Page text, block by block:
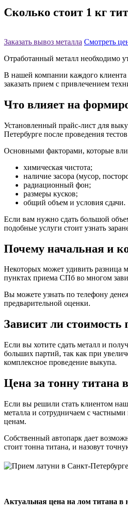
Сколько стоит 1 кг
Заказать вывоз металла Смотреть
Отработанный металл необходимо
В нашей компании каждого клиента
заказать прием с привлечением
Что влияет на
Установленный прайс-лист для
Петербурге после проведения
Основными факторами, которые
химическая чистота;
наличие засора (мусор,
радиационный фон;
размеры кусков;
общий объем и условия сдачи.
Если вам нужно сдать большой
подобные услуги стоит узнать
Почему начальная и
Некоторых может удивить разница
пунктах приема СПб во многом
Вы можете узнать по телефону
предварительной оценки.
Зависит ли стоимость
Если вы хотите сдать металл и
больших партий, так как при
комплексное проведение выкупа.
Цена за тонну титана
Если вы решили стать клиентом
металла и сотрудничаем с
ценам.
Собственный автопарк дает
стоит тонна титана, и назовут
Актуальная цена на лом титана